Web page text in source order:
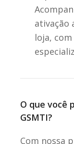
ativação
loja,
O que você
GSMTI?
Com nossa